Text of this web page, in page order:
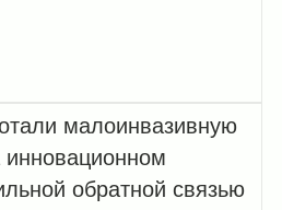
малоинвазивную
инновационном
обратной связью